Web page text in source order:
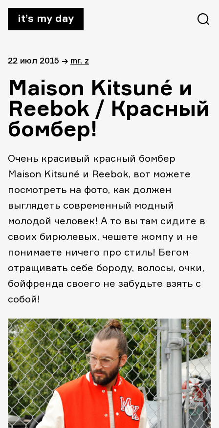
it’s my day
22 июл 2015 → mr. z
Maison Kitsuné и
Reebok / Красный
бомбер!
Очень красивый красный бомбер
Maison Kitsuné и Reebok, вот можете
посмотреть на фото, как должен
выглядеть современный модный
молодой человек! А то вы там сидите в
своих бирюлевых, чешете жомпу и не
понимаете ничего про стиль! Бегом
отращивать себе бороду, волосы, очки,
бойфренда своего не забудьте взять с
собой!